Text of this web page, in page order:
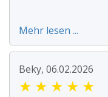
Mehr lesen ...
Beky, 06.02.2026
★ ★ ★ ★ ★